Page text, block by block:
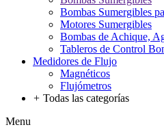
Bombas Sumergibles
Motores Sumergibles
Bombas de Achique,
Tableros de Control
Medidores de Flujo
Magnéticos
Flujómetros
+ Todas las categorías
Menu